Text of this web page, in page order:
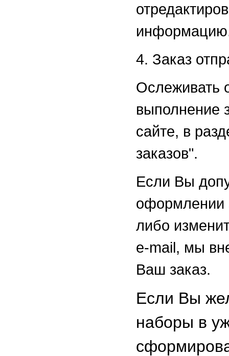
4. Заказ
Ослеживать
выполнение
сайте, в
заказов".
Если Вы
оформлении
либо
e-mail, мы
Ваш заказ.
Если Вы
наборы в